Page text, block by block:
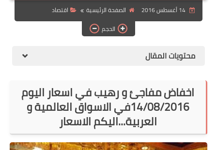
الهجرة
اقتصاد
مطبخ هسا
14 أغسطس 2016 الصفحة الرئيسية
اقتصاد
الحجم
محتويات المقال
اخفاض مفاجئ و رهيب في اسعار اليوم
14/08/2016في الاسواق العالمية و
العربية...اليكم الاسعار